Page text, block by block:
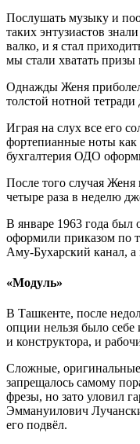
Послушать музыку и
таких энтузиастов
валко, и я стал
мы стали хватать призы
Однажды Женя
толстой нотной
Играя на слух все его
фортепианные ноты как
бухгалтерия ОДО
После того случая Женя
четыре раза в неделю
В январе 1963 года был
оформили приказом по
Аму-Бухарский канал, а
«Модуль»
В Ташкенте, после
опции нельзя было
и конструктора, и
Сложные, оригинальные
запрещалось самому
фрезы, но зато уловил
Эммануилович
его подвёл.